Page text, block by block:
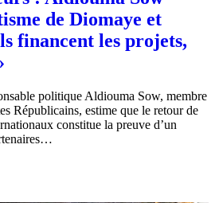
de Diomaye et
financent les projets,
politique Aldiouma Sow, membre
Républicains, estime que le retour de
constitue la preuve d’un